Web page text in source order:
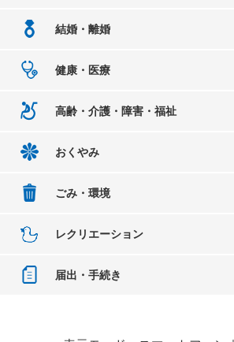
結婚・離婚
健康・医療
高齢・介護・障害・福祉
おくやみ
ごみ・環境
レクリエーション
届出・手続き